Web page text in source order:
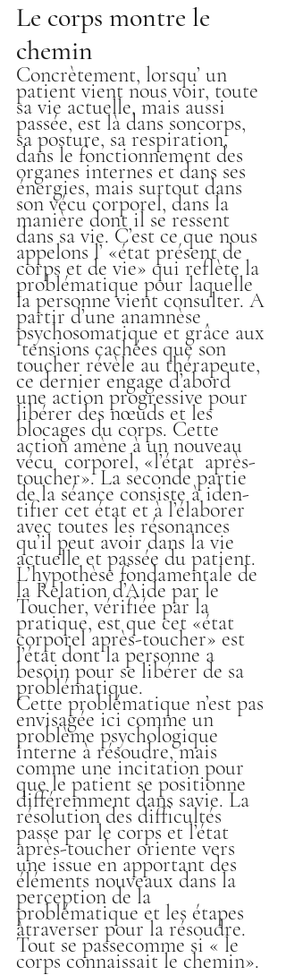
Le corps montre le
chemin
Concrètement, lorsqu’ un
patient vient nous voir, toute
sa vie actuelle, mais aussi
passée, est là dans soncorps,
sa posture, sa respiration,
dans le fonctionnement des
organes internes et dans ses
énergies, mais surtout dans
son vécu corporel, dans la
manière dont il se ressent
dans sa vie. C’est ce que nous
appelons l’ «état présent de
corps et de vie» qui reflète la
problématique pour laquelle
la personne vient consulter. A
partir d’une anamnèse
psychosomatique et grâce aux
tensions cachées que son
toucher révèle au thérapeute,
ce dernier engage d’abord
une action progressive pour
libérer des nœuds et les
blocages du corps. Cette
action amène à un nouveau
vécu  corporel, «l’état  après-
toucher». La seconde partie
de la séance consiste à iden-
tifier cet état et à l’élaborer
avec toutes les résonances
qu’il peut avoir dans la vie
actuelle et passée du patient.
L’hypothèse fondamentale de
la Relation d’Aide par le
Toucher, vérifiée par la
pratique, est que cet «état
corporel après-toucher» est
l’état dont la personne a
besoin pour se libérer de sa
problématique.
Cette problématique n’est pas
envisagée ici comme un
problème psychologique
interne à résoudre, mais
comme une incitation pour
que le patient se positionne
différemment dans savie. La
résolution des difficultés
passe par le corps et l’état
après-toucher oriente vers
une issue en apportant des
éléments nouveaux dans la
perception de la
problématique et les étapes
àtraverser pour la résoudre.
Tout se passecomme si « le
corps connaissait le chemin».